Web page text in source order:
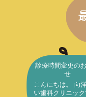
診療時間変更の
せ
こんにちは。 向
い歯科クリニック